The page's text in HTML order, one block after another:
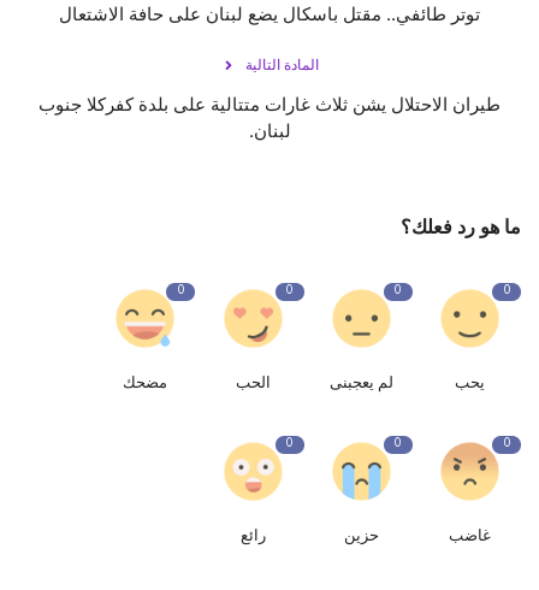
توتر طائفي.. مقتل باسكال يضع لبنان على حافة الاشتعال
المادة التالية
طيران الاحتلال يشن ثلاث غارات متتالية على بلدة كفركلا جنوب
لبنان.
ما هو رد فعلك؟
0
يحب
0
لم يعجبنى
0
الحب
0
مضحك
0
غاضب
0
حزين
0
رائع